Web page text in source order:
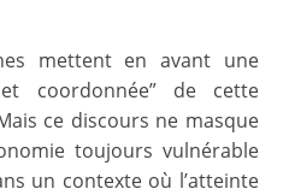
mettent en avant une
coordonnée” de cette
ce discours ne masque
toujours vulnérable
un contexte où l’atteinte